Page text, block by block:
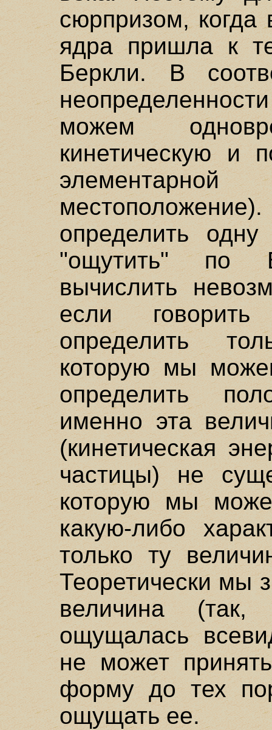
сюрпризом, когда
ядра пришла к
Беркли. В
можем
кинетическую и
определить
"ощутить" по
вычислить
если
определить
которую мы
определить
именно эта
(кинетическая
частицы) не
которую мы
какую-либо
только ту
Теоретически мы
величина
ощущалась
не может
форму до тех
ощущать ее.